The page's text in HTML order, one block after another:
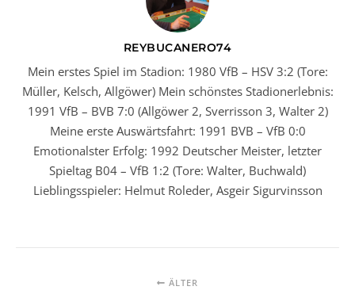
REYBUCANERO74
Mein erstes Spiel im Stadion: 1980 VfB – HSV 3:2 (Tore:
Müller, Kelsch, Allgöwer) Mein schönstes Stadionerlebnis:
1991 VfB – BVB 7:0 (Allgöwer 2, Sverrisson 3, Walter 2)
Meine erste Auswärtsfahrt: 1991 BVB – VfB 0:0
Emotionalster Erfolg: 1992 Deutscher Meister, letzter
Spieltag B04 – VfB 1:2 (Tore: Walter, Buchwald)
Lieblingsspieler: Helmut Roleder, Asgeir Sigurvinsson
ÄLTER